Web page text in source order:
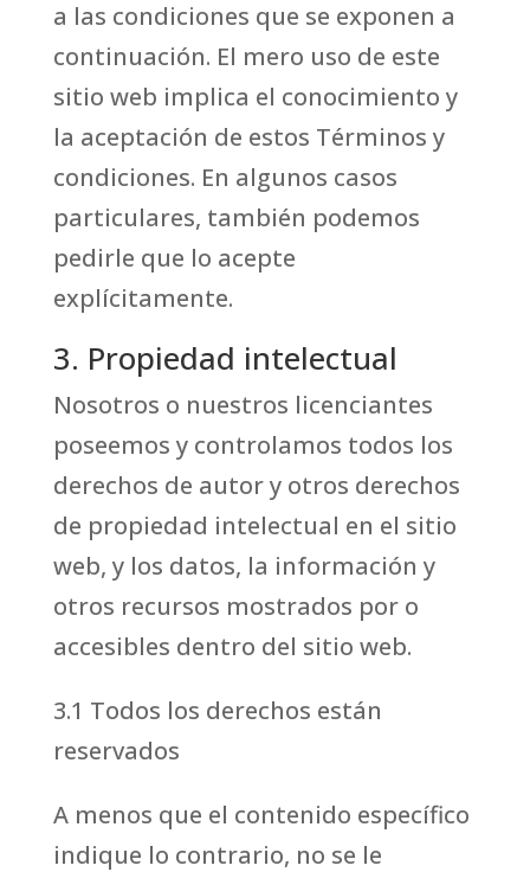
a las condiciones que se exponen a
continuación. El mero uso de este
sitio web implica el conocimiento y
la aceptación de estos Términos y
condiciones. En algunos casos
particulares, también podemos
pedirle que lo acepte
explícitamente.
3. Propiedad intelectual
Nosotros o nuestros licenciantes
poseemos y controlamos todos los
derechos de autor y otros derechos
de propiedad intelectual en el sitio
web, y los datos, la información y
otros recursos mostrados por o
accesibles dentro del sitio web.
3.1 Todos los derechos están
reservados
A menos que el contenido específico
indique lo contrario, no se le